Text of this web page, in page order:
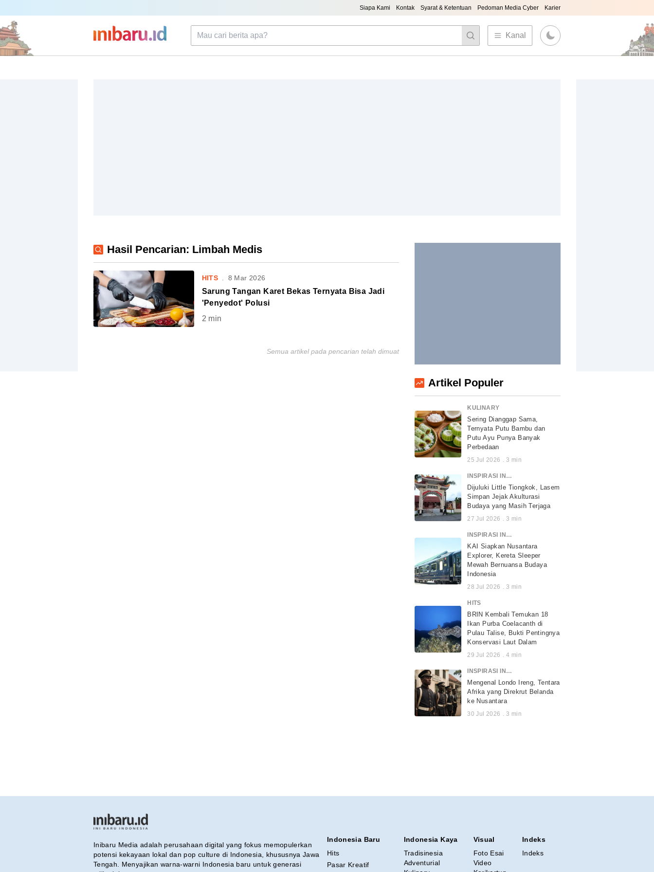
Siapa Kami Kontak Syarat & Ketentuan Pedoman Media Cyber Karier
Kanal
Hasil Pencarian: Limbah Medis
HITS 8 Mar 2026
Sarung Tangan Karet Bekas Ternyata Bisa Jadi
'Penyedot' Polusi
2 min
Semua artikel pada pencarian telah dimuat
Artikel Populer
KULINARY
Sering Dianggap Sama,
Ternyata Putu Bambu dan
Putu Ayu Punya Banyak
Perbedaan
25 Jul 2026 . 3 min
INSPIRASI INDONESIA
Dijuluki Little Tiongkok, Lasem
Simpan Jejak Akulturasi
Budaya yang Masih Terjaga
27 Jul 2026 . 3 min
INSPIRASI INDONESIA
KAI Siapkan Nusantara
Explorer, Kereta Sleeper
Mewah Bernuansa Budaya
Indonesia
28 Jul 2026 . 3 min
HITS
BRIN Kembali Temukan 18
Ikan Purba Coelacanth di
Pulau Talise, Bukti Pentingnya
Konservasi Laut Dalam
29 Jul 2026 . 4 min
INSPIRASI INDONESIA
Mengenal Londo Ireng, Tentara
Afrika yang Direkrut Belanda
ke Nusantara
30 Jul 2026 . 3 min
Inibaru Media adalah perusahaan digital yang fokus memopulerkan
potensi kekayaan lokal dan pop culture di Indonesia, khususnya Jawa
Tengah. Menyajikan warna-warni Indonesia baru untuk generasi
Indonesia Baru
Hits
Pasar Kreatif
Indonesia Kaya
Tradisinesia
Adventurial
Visual
Foto Esai
Video
Indeks
Indeks